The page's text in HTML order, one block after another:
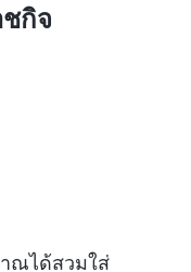
ชกิจ
ณได้สวมใส่